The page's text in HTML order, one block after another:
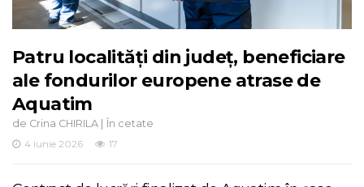
Patru localități din județ, beneficiare
ale fondurilor europene atrase de
Aquatim
de Crina CHIRILA | În cetate
4 iunie 2026
17